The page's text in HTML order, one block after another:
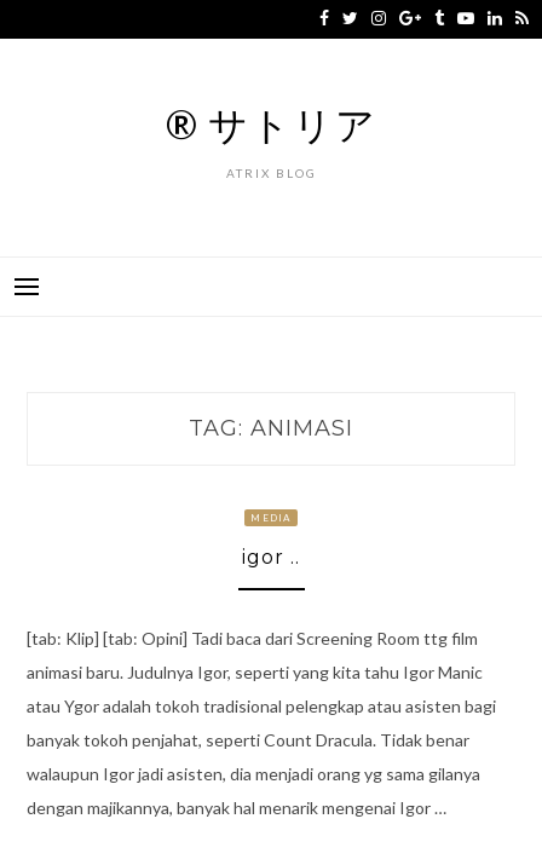
to
® サトリア
ATRIX BLOG
TAG: ANIMASI
MEDIA
igor ..
[tab: Klip] [tab: Opini] Tadi baca dari Screening Room ttg film
animasi baru. Judulnya Igor, seperti yang kita tahu Igor Manic
atau Ygor adalah tokoh tradisional pelengkap atau asisten bagi
banyak tokoh penjahat, seperti Count Dracula. Tidak benar
walaupun Igor jadi asisten, dia menjadi orang yg sama gilanya
dengan majikannya, banyak hal menarik mengenai Igor …